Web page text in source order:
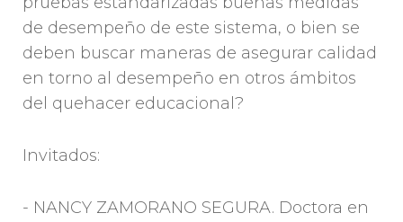
de desempeño de este sistema, o bien se
deben buscar maneras de asegurar calidad
en torno al desempeño en otros ámbitos
del quehacer educacional?
Invitados:
- NANCY ZAMORANO SEGURA. Doctora en